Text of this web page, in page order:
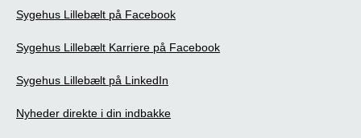
Sygehus Lillebælt på Facebook
Sygehus Lillebælt Karriere på Facebook
Sygehus Lillebælt på LinkedIn
Nyheder direkte i din indbakke